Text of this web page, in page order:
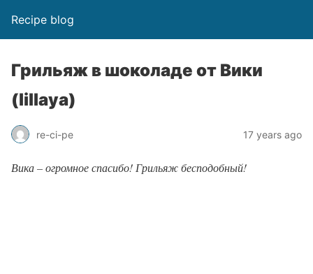
Recipe blog
Грильяж в шоколаде от Вики
(lillaya)
re-ci-pe 17 years ago
Вика – огромное спасибо! Грильяж бесподобный!